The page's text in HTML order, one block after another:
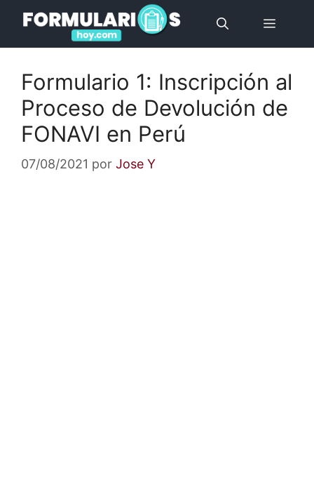
contenido
Menú
Formulario 1: Inscripción al
Proceso de Devolución de
FONAVI en Perú
07/08/2021 por Jose Y